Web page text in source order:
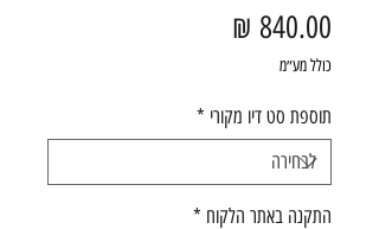
כולל מע״מ
תוספת סט דיו מקורי *
התקנה באתר הלקוח *